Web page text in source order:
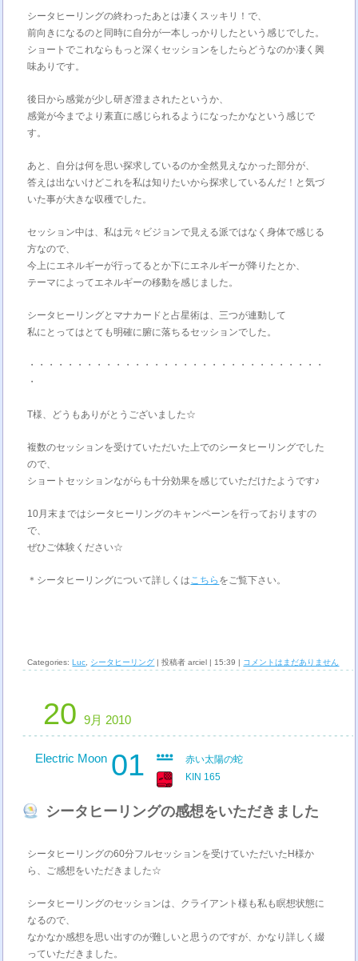
シータヒーリングの終わったあとは凄くスッキリ！で、
前向きになるのと同時に自分が一本しっかりしたという感じでした。
ショートでこれならもっと深くセッションをしたらどうなのか凄く興
味ありです。
後日から感覚が少し研ぎ澄まされたというか、
感覚が今までより素直に感じられるようになったかなという感じで
す。
あと、自分は何を思い探求しているのか全然見えなかった部分が、
答えは出ないけどこれを私は知りたいから探求しているんだ！と気づ
いた事が大きな収穫でした。
セッション中は、私は元々ビジョンで見える派ではなく身体で感じる
方なので、
今上にエネルギーが行ってるとか下にエネルギーが降りたとか、
テーマによってエネルギーの移動を感じました。
シータヒーリングとマナカードと占星術は、三つが連動して
私にとってはとても明確に腑に落ちるセッションでした。
・・・・・・・・・・・・・・・・・・・・・・・・・・・・・・・
・
T様、どうもありがとうございました☆
複数のセッションを受けていただいた上でのシータヒーリングでした
ので、
ショートセッションながらも十分効果を感じていただけたようです♪
10月末まではシータヒーリングのキャンペーンを行っておりますの
で、
ぜひご体験ください☆
＊シータヒーリングについて詳しくはこちら をご覧下さい。
Categories:Luc シータヒーリング | 投稿者 arciel | 15:39 | コメントはまだありません
20 9月 2010
Electric Moon 01
赤い太陽の蛇
KIN 165
シータヒーリングの感想をいただきました
シータヒーリングの60分フルセッションを受けていただいたH様か
ら、ご感想をいただきました☆
シータヒーリングのセッションは、クライアント様も私も瞑想状態に
なるので、
なかなか感想を思い出すのが難しいと思うのですが、かなり詳しく綴
っていただきました。